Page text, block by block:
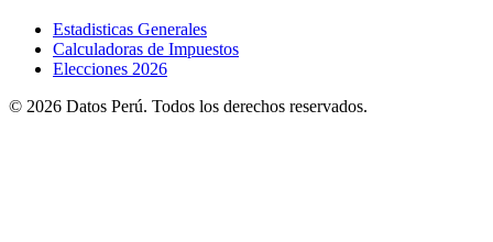
Estadisticas Generales
Calculadoras de Impuestos
Elecciones 2026
© 2026 Datos Perú. Todos los derechos reservados.